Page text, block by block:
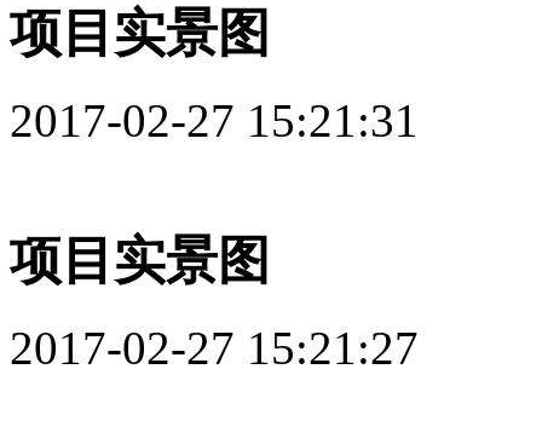
项目实景图
2017-02-27 15:21:31
项目实景图
2017-02-27 15:21:27